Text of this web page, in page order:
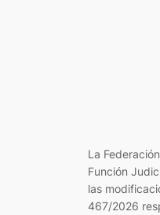
La
Función
las
467/2026